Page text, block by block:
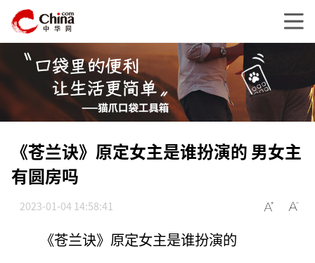
《苍兰诀》原定女主是谁扮演的 男女主
有圆房吗
2023-01-04 14:58:41
《苍兰诀》原定女主是谁扮演的